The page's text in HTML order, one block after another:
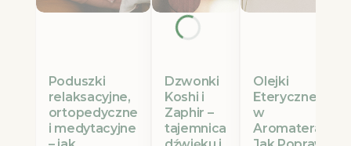
Poduszki
relaksacyjne,
ortopedyczne
i medytacyjne
Dzwonki
Koshi i
Zaphir –
tajemnica
Olejki
Eteryczne Etja
w
Aromaterapii: